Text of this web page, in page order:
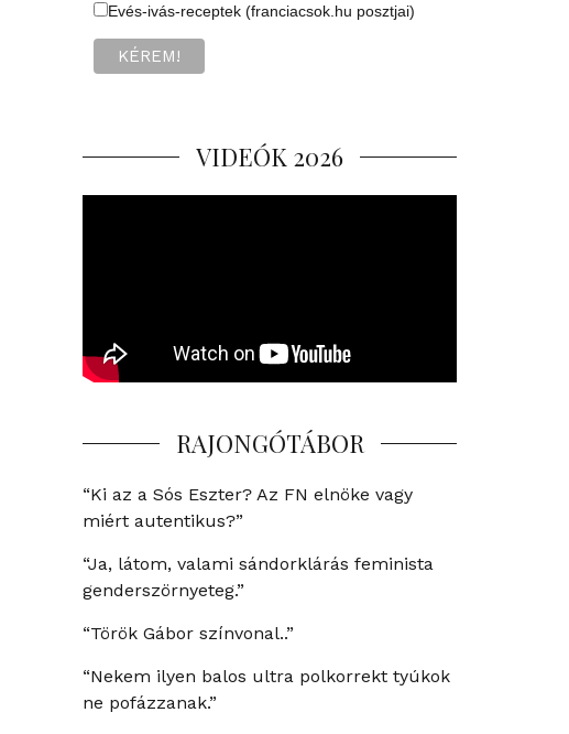
Evés-ivás-receptek (franciacsok.hu posztjai)
VIDEÓK 2026
RAJONGÓTÁBOR
“Ki az a Sós Eszter? Az FN elnöke vagy
miért autentikus?”
“Ja, látom, valami sándorklárás feminista
genderszörnyeteg.”
“Török Gábor színvonal..”
“Nekem ilyen balos ultra polkorrekt tyúkok
ne pofázzanak.”